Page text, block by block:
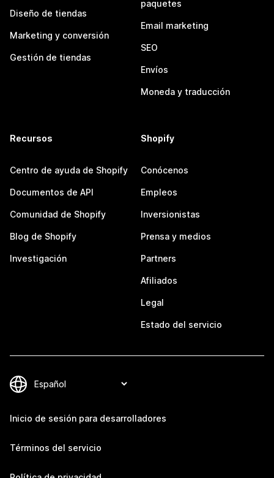
Diseño de tiendas
Marketing y conversión
Gestión de tiendas
paquetes
Email marketing
SEO
Envíos
Moneda y traducción
Recursos
Centro de ayuda de Shopify
Documentos de API
Comunidad de Shopify
Blog de Shopify
Investigación
Shopify
Conócenos
Empleos
Inversionistas
Prensa y medios
Partners
Afiliados
Legal
Estado del servicio
Inicio de sesión para desarrolladores
Términos del servicio